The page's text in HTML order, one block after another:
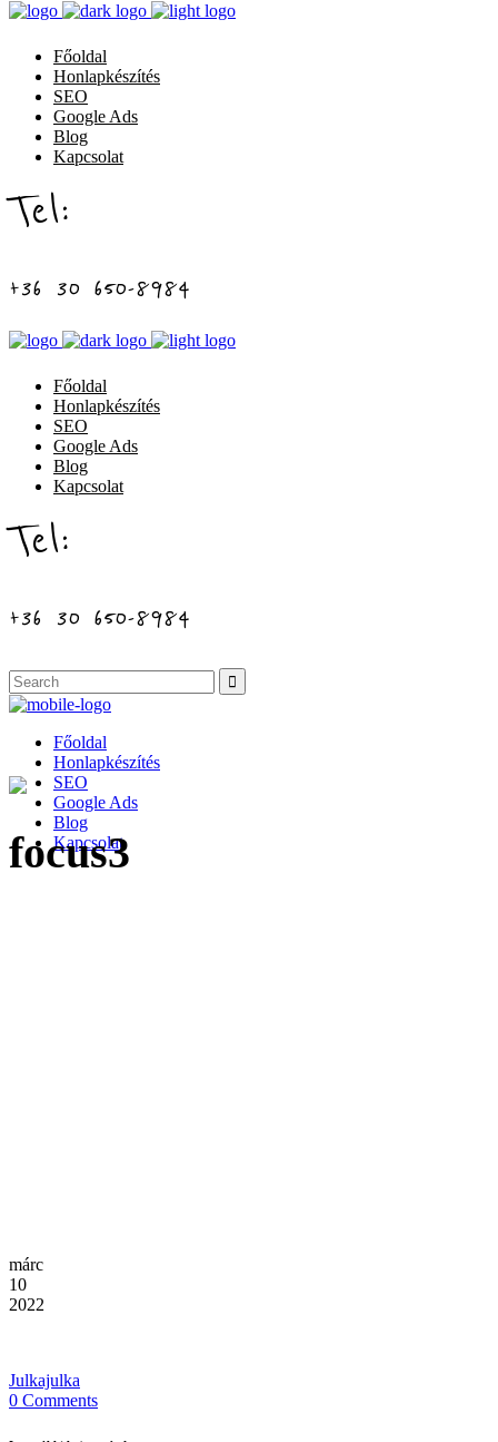
Főoldal
Honlapkészítés
SEO
Google Ads
Blog
Kapcsolat
Tel:
+36 30 650-8984
Főoldal
Honlapkészítés
SEO
Google Ads
Blog
Kapcsolat
Tel:
+36 30 650-8984
Főoldal
Honlapkészítés
SEO
Google Ads
Blog
Kapcsolat
focus3
márc
10
2022
Julkajulka
0 Comments